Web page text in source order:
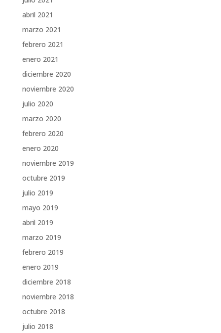
abril 2021
marzo 2021
febrero 2021
enero 2021
diciembre 2020
noviembre 2020
julio 2020
marzo 2020
febrero 2020
enero 2020
noviembre 2019
octubre 2019
julio 2019
mayo 2019
abril 2019
marzo 2019
febrero 2019
enero 2019
diciembre 2018
noviembre 2018
octubre 2018
julio 2018